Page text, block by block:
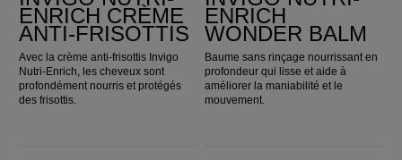
ENRICH CRÈME
ANTI-FRISOTTIS
Avec la crème anti-frisottis Invigo
Nutri-Enrich, les cheveux sont
profondément nourris et protégés
des frisottis.
ENRICH
WONDER BALM
Baume sans rinçage nourrissant en
profondeur qui lisse et aide à
améliorer la maniabilité et le
mouvement.